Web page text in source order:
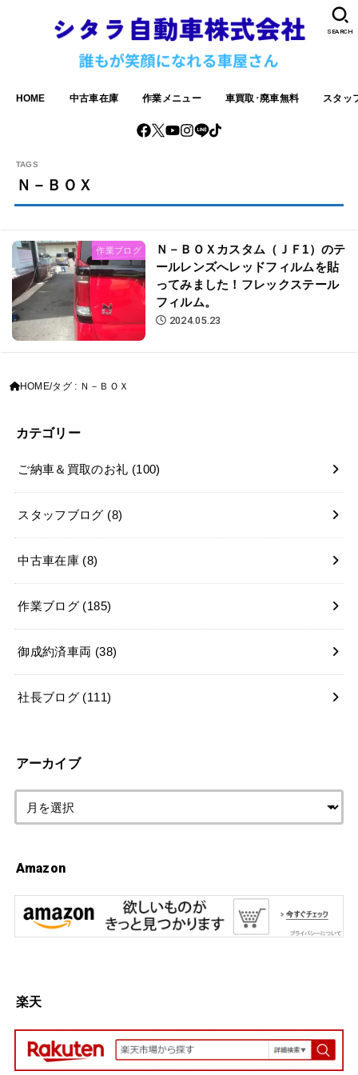
HOME 中古車在庫 作業メニュー 車買取･廃車無料 スタッ
SEARCH
Ｎ－ＢＯＸ
作業ブログ
Ｎ－ＢＯＸカスタム（ＪＦ1）のテ
ールレンズへレッドフィルムを貼
ってみました！フレックステール
フィルム。
2024.05.23
HOME タグ : Ｎ－ＢＯＸ
カテゴリー
ご納車＆買取のお礼 (100)
スタッフブログ (8)
中古車在庫 (8)
作業ブログ (185)
御成約済車両 (38)
社長ブログ (111)
アーカイブ
Amazon
楽天